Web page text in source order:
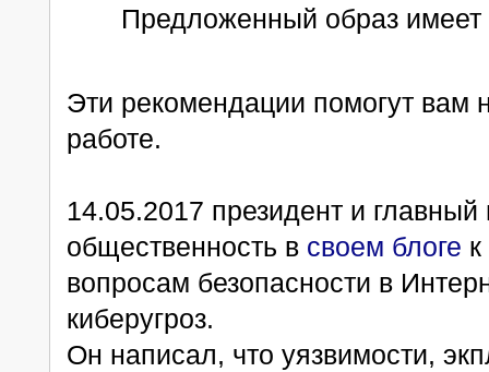
Предложенный образ
Эти рекомендации помогут вам
работе.
14.05.2017 президент и
общественность в своем блоге
вопросам безопасности в
киберугроз.
Он написал, что уязвимости,